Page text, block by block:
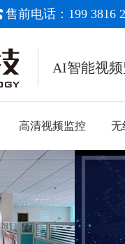
售前电话：199 3816
AI智能视
高清视频监控 无